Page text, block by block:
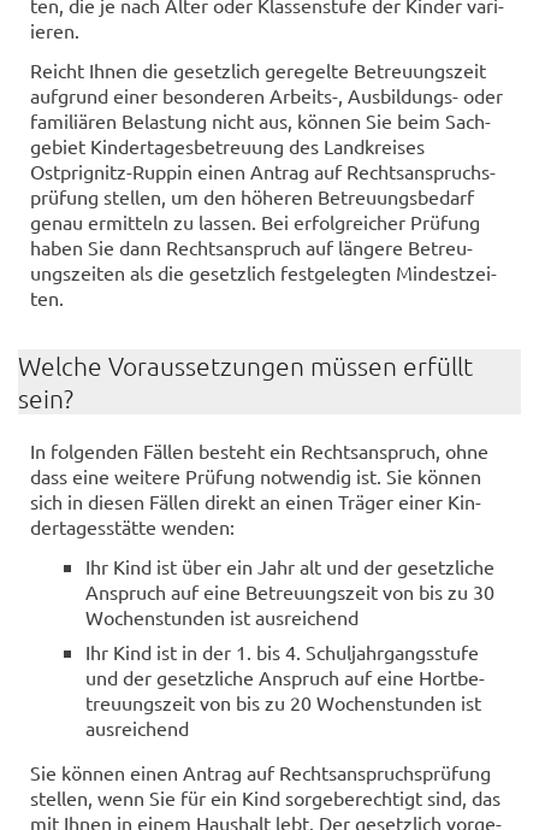
ten, die je nach Alter oder Klas­sen­stu­fe der Kin­der va­ri­
ie­ren.
Reicht Ihnen die ge­setz­lich ge­re­gel­te Be­treu­ungs­zeit
auf­grund einer be­son­de­ren Arbeits-​, Ausbildungs-​ oder
fa­mi­liä­ren Be­las­tung nicht aus, kön­nen Sie beim Sach­
ge­biet Kin­der­ta­ges­be­treu­ung des Land­krei­ses
Ostprignitz-​Ruppin einen An­trag auf Rechts­an­spruch­s­
prü­fung stel­len, um den hö­he­ren Be­treu­ungs­be­darf
genau er­mit­teln zu las­sen. Bei er­folg­rei­cher Prü­fung
haben Sie dann Rechts­an­spruch auf län­ge­re Be­treu­
ungs­zei­ten als die ge­setz­lich fest­ge­leg­ten Min­dest­zei­
ten.
Wel­che Vor­aus­set­zun­gen müs­sen er­füllt
sein?
In fol­gen­den Fäl­len be­steht ein Rechts­an­spruch, ohne
dass eine wei­te­re Prü­fung not­wen­dig ist. Sie kön­nen
sich in die­sen Fäl­len di­rekt an einen Trä­ger einer Kin­
der­ta­ges­stät­te wen­den:
Ihr Kind ist über ein Jahr alt und der ge­setz­li­che
An­spruch auf eine Be­treu­ungs­zeit von bis zu 30
Wo­chen­stun­den ist aus­rei­chend
Ihr Kind ist in der 1. bis 4. Schul­jahr­gangs­stu­fe
und der ge­setz­li­che An­spruch auf eine Hort­be­
treu­ungs­zeit von bis zu 20 Wo­chen­stun­den ist
aus­rei­chend
Sie kön­nen einen An­trag auf Rechts­an­spruch­s­prü­fung
stel­len, wenn Sie für ein Kind sor­ge­be­rech­tigt sind, das
mit Ihnen in einem Haus­halt lebt. Der ge­setz­lich vor­ge­